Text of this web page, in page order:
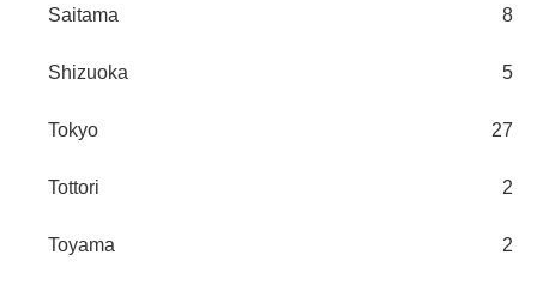
Saitama 8
Shizuoka 5
Tokyo 27
Tottori 2
Toyama 2